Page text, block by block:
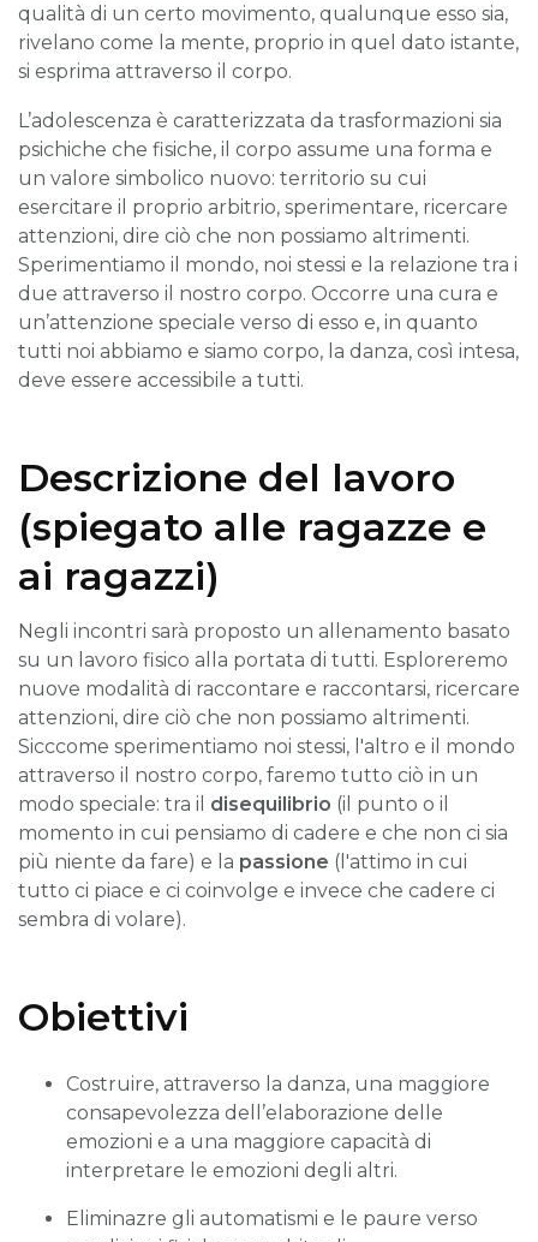
qualità di un certo movimento, qualunque esso sia,
rivelano come la mente, proprio in quel dato istante,
si esprima attraverso il corpo.
L’adolescenza è caratterizzata da trasformazioni sia
psichiche che fisiche, il corpo assume una forma e
un valore simbolico nuovo: territorio su cui
esercitare il proprio arbitrio, sperimentare, ricercare
attenzioni, dire ciò che non possiamo altrimenti.
Sperimentiamo il mondo, noi stessi e la relazione tra i
due attraverso il nostro corpo. Occorre una cura e
un’attenzione speciale verso di esso e, in quanto
tutti noi abbiamo e siamo corpo, la danza, così intesa,
deve essere accessibile a tutti.
Descrizione del lavoro
(spiegato alle ragazze e
ai ragazzi)
Negli incontri sarà proposto un allenamento basato
su un lavoro fisico alla portata di tutti. Esploreremo
nuove modalità di raccontare e raccontarsi, ricercare
attenzioni, dire ciò che non possiamo altrimenti.
Sicccome sperimentiamo noi stessi, l'altro e il mondo
attraverso il nostro corpo, faremo tutto ciò in un
modo speciale: tra il disequilibrio (il punto o il
momento in cui pensiamo di cadere e che non ci sia
più niente da fare) e la passione (l'attimo in cui
tutto ci piace e ci coinvolge e invece che cadere ci
sembra di volare).
Obiettivi
Costruire, attraverso la danza, una maggiore
consapevolezza dell’elaborazione delle
emozioni e a una maggiore capacità di
interpretare le emozioni degli altri.
Eliminazre gli automatismi e le paure verso